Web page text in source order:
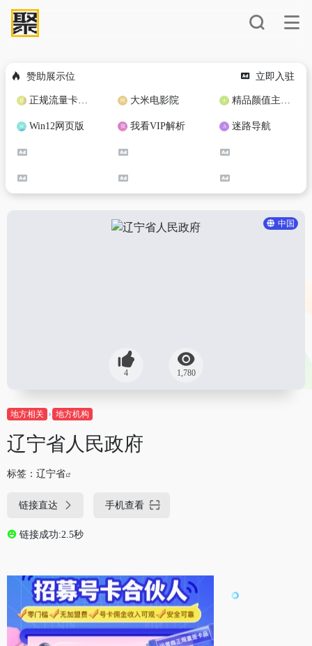
赞助展示位 立即入驻
正规流量卡免费加盟合作 大米电影院 精品颜值主播定制
Win12网页版 我看VIP解析 迷路导航
中国
4 1,780
地方相关 地方机构
辽宁省人民政府
标签： 辽宁省
链接直达 手机查看
链接成功:2.5秒